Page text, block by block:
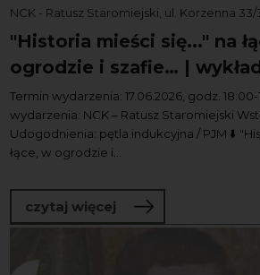
NCK - Ratusz Staromiejski, ul. Korzenna 33/
"Historia mieści się..." na
ogrodzie i szafie… |
Termin wydarzenia: 17.06.2026, godz.
wydarzenia: NCK – Ratusz Staromiejski
Udogodnienia: pętla indukcyjna / PJM ⬇️
łące, w ogrodzie i...
czytaj więcej o "Historia mieści